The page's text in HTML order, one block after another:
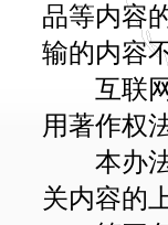
品等内容
输的内容
互联网
用著作权
本办法
关内容的